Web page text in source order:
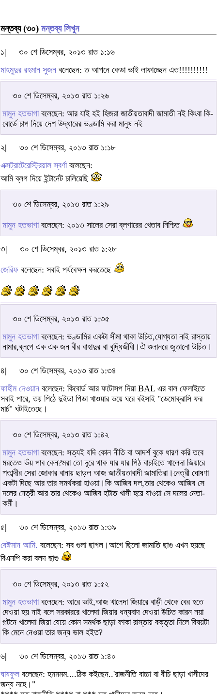
মন্তব্য (৩০) মন্তব্য লিখুন
১|
৩০ শে ডিসেম্বর, ২০১৩ রাত ১:১৬
মাহমুদুর রহমান সুজন বলেছেন: ত আপনে কেডা ভাই লাফাচ্ছেন এত!!!!!!!!!!
৩০ শে ডিসেম্বর, ২০১৩ রাত ১:২৬
মামুন হতভাগাবলেছেন: আর যাই হই হিজরা জাতীয়তাবাদী জামাতী নই কিংবা কি-
বোর্ডে চাপ দিয়ে দেশ উদ্ধারের ভণ্ডামি করা মানুষ নই
২|
৩০ শে ডিসেম্বর, ২০১৩ রাত ১:১৮
এক্সট্রাটেরেস্ট্রিয়াল স্বর্ণাবলেছেন:
আমি ব্লগ দিয়ে ইন্টার্নেট চালিয়েছি
৩০ শে ডিসেম্বর, ২০১৩ রাত ১:২৯
মামুন হতভাগাবলেছেন: ২০১৩ সালের সেরা ব্লগারের খেতাব নিশ্চিত
৩| ৩০ শে ডিসেম্বর, ২০১৩ রাত ১:২৮
জেরিফ বলেছেন: সবাই পর্যবেক্ষন করতেছে
৩০ শে ডিসেম্বর, ২০১৩ রাত ১:৩৫
মামুন হতভাগাবলেছেন: ভণ্ডামির একটা সীমা থাকা উচিত,যোগ্যতা নাই রাস্তায়
নামার,ব্লগে এক এক জন বীর বাহাদুর বা বুদ্ধিজীবী।ঐ গুলানরে জুতানো উচিত।
৪|
৩০ শে ডিসেম্বর, ২০১৩ রাত ১:৩৪
ফাহীম দেওয়ান বলেছেন: কিবোর্ড আর ফটোসপ দিয়া BAL এর বাল ফেলাইতে
সবাই পারে, তয় পিঠে দুইডা পিডা খাওয়ার ভয়ে ঘরে বইসাই "ডেমোক্রাসি ফর
মার্চ" ঘটাইতেছে।
৩০ শে ডিসেম্বর, ২০১৩ রাত ১:৪২
মামুন হতভাগাবলেছেন: সত্যই যদি কোন নীতি বা আদর্শ বুকে ধারণ করি তবে
মরতেও ভঁয় পাব কেন?মরা তো দূরে থাক যার যার পিঠ বাচাইতে খালেদা জিয়ারে
শতাব্দীর সেরা জোকার বানায় ছাড়ল আজ জাতীয়তাবাদী জামাতিরা।নেত্রী ঘোষণা
একটা দিছে আর তার সমর্থকরা হাওয়া।কি আজিব দল,তার থেকেও আজিব সে
দলের নেত্রী আর তার থেকেও আজিব হটাত খাসী হয়ে যাওয়া সে দলের নেতা-
কর্মী।
৫|
৩০ শে ডিসেম্বর, ২০১৩ রাত ১:৩৯
বেঈমান আমি. বলেছেন: সব গুলা ছাগল।আগে ছিলো জামাতি ছাগু এখন হয়ছে
বিএনপি করা বলদ ছাগু
৩০ শে ডিসেম্বর, ২০১৩ রাত ১:৫২
মামুন হতভাগাবলেছেন: আরে ভাই,আজ খালেদা জিয়ারে বাড়ী থেকে বের হতে
দেওয়া হয় নাই বলে সরকাররে খালেদা জিয়ার ধন্যবাদ দেওয়া উচিত কারন নয়া
পল্টনে খালেদা জিয়া যেয়ে কোন সমর্থক ছাড়া ফাকা রাস্তায় বক্তৃতা দিলে বিষয়টা
কি মেনে নেওয়া তার জন্য ভাল হইত?
৬|
৩০ শে ডিসেম্বর, ২০১৩ রাত ১:৪০
ঘাষফুল বলেছেন: হমমমম....ঠিক কইছেন..'রাজনীতি বাচ্চা বা বীচি ছাড়া খাসীদের
জন্য নহে।"